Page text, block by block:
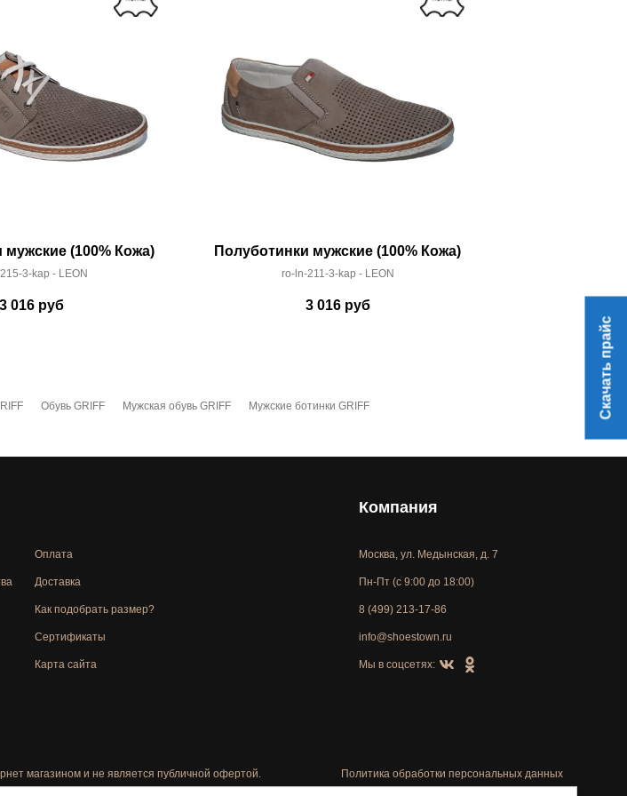
мужские (100% Кожа)
3-kap - LEON
3 016руб
Полуботинки мужские (100% Кожа)
ro-ln-211-3-kap - LEON
3 016руб
Обувь GRIFF Мужская обувь GRIFF Мужские ботинки GRIFF
Оплата
Доставка
Как подобрать размер?
Сертификаты
Карта сайта
Компания
Москва, ул. Медынская, д. 7
Пн-Пт (с 9:00 до 18:00)
8 (499) 213-17-86
info@shoestown.ru
Мы в соцсетях:
магазином и не является публичной офертой. Политика обработки персональных данных
Скачать прайс